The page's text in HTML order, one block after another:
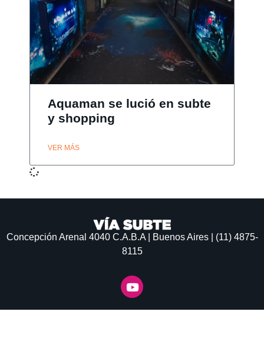
Aquaman se lució en subte
y shopping
VER MÁS
Concepción Arenal 4040C.A.B.A | Buenos Aires | (11) 4875-
8115